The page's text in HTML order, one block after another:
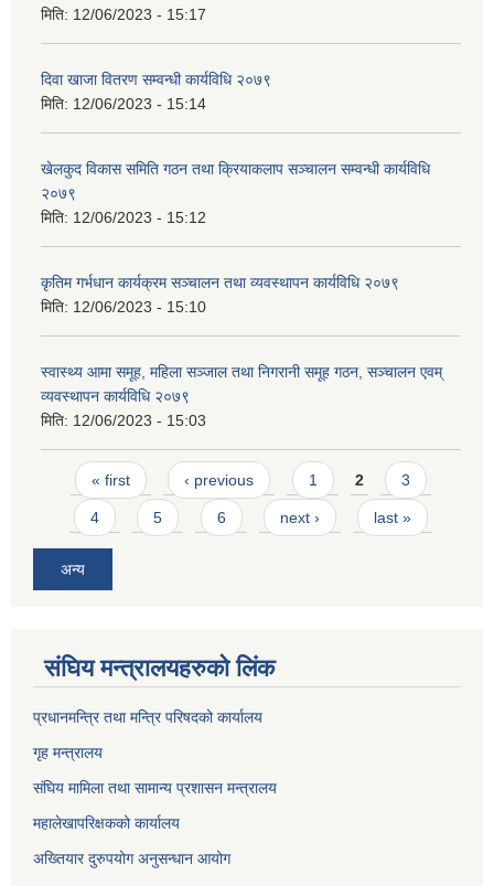
मिति: 12/06/2023 - 15:17
दिवा खाजा वितरण सम्वन्धी कार्यविधि २०७९
मिति: 12/06/2023 - 15:14
खेलकुद विकास समिति गठन तथा क्रियाकलाप सञ्चालन सम्वन्धी कार्यविधि
२०७९
मिति: 12/06/2023 - 15:12
कृतिम गर्भधान कार्यक्रम सञ्चालन तथा व्यवस्थापन कार्यविधि २०७९
मिति: 12/06/2023 - 15:10
स्वास्थ्य आमा समूह, महिला सञ्जाल तथा निगरानी समूह गठन, सञ्चालन एवम्
व्यवस्थापन कार्यविधि २०७९
मिति: 12/06/2023 - 15:03
Pages
« first ‹ previous 1 2 3
4 5 6 next › last »
अन्य
संघिय मन्त्र‍ालयहरुको लिंक
प्रधानमन्त्रि तथा मन्त्रि परिषदको कार्यालय
गृह मन्त्रालय
संघिय मामिला तथा सामान्य प्रशासन मन्त्रालय
महालेखापरिक्षकको कार्यालय
अख्तियार दुरुपयोग अनुसन्धान आयोग